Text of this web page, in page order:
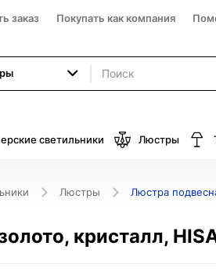
заказ Покупать как компания
светильники Люстры
Люстры Люстра
кристалл,